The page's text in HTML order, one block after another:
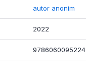
autor anonim
2022
9786060095224